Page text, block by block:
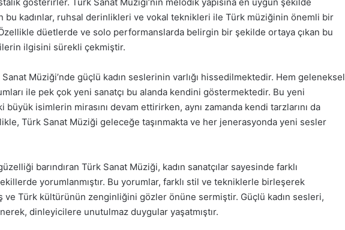
bu kadınlar, ruhsal derinlikleri ve vokal teknikleri ile Türk müziğinin önemli bir
düetlerde ve solo performanslarda belirgin bir şekilde ortaya çıkan bu
ilgisini sürekli çekmiştir.
Müziği’nde güçlü kadın seslerinin varlığı hissedilmektedir. Hem geleneksel
ile pek çok yeni sanatçı bu alanda kendini göstermektedir. Bu yeni
büyük isimlerin mirasını devam ettirirken, aynı zamanda kendi tarzlarını da
Türk Sanat Müziği geleceğe taşınmakta ve her jenerasyonda yeni sesler
barındıran Türk Sanat Müziği, kadın sanatçılar sayesinde farklı
yorumlanmıştır. Bu yorumlar, farklı stil ve tekniklerle birleşerek
ve Türk kültürünün zenginliğini gözler önüne sermiştir. Güçlü kadın sesleri,
dinleyicilere unutulmaz duygular yaşatmıştır.